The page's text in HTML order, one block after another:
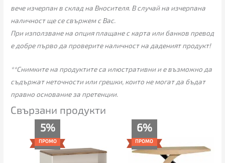
вече изчерпан в склад на Вносителя. В случай на изчерпана
наличност ще се свържем с Вас.
При използване на опция плащане с карта или банков превод
е добре първо да проверите наличност на даденият продукт!
**Снимките на продуктите са илюстративни и е възможно да
съдържат неточности или грешки, които не могат да бъдат
правно основание за претенции.
Свързани продукти
5%
ПРОМО
price
was:
185.00€.
175.00€.
6%
ПРОМО
through
179.00€